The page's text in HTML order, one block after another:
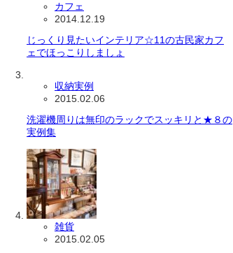
カフェ
2014.12.19
じっくり見たいインテリア☆11の古民家カフ
ェでほっこりしましょ
収納実例
2015.02.06
洗濯機周りは無印のラックでスッキリと★８の
実例集
雑貨
2015.02.05